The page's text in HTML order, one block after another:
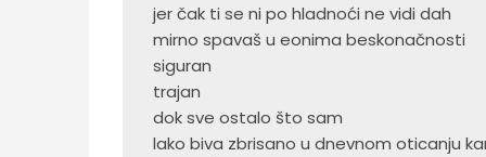
jer čak ti se ni po hladnoći ne vidi dah
mirno spavaš u eonima beskonačnosti
siguran
trajan
dok sve ostalo što sam
lako biva zbrisano u dnevnom oticanju